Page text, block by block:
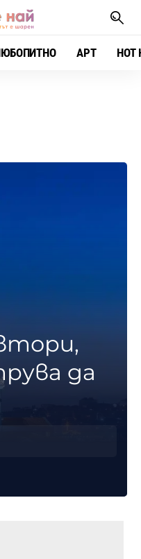
АРТ HOT
да